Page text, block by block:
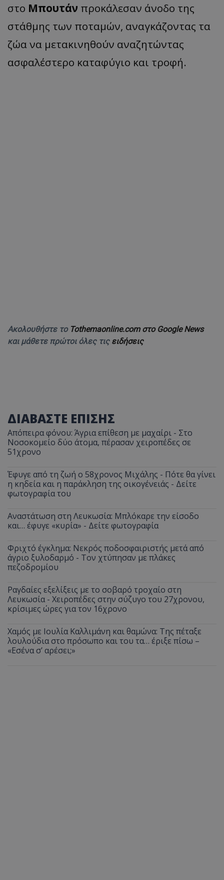
στο Μπουτάν προκάλεσαν άνοδο της
στάθμης των ποταμών, αναγκάζοντας τα
ζώα να μετακινηθούν αναζητώντας
ασφαλέστερο καταφύγιο και τροφή.
Ακολουθήστε το Tothemaonline.com στο Google News
και μάθετε πρώτοι όλες τις ειδήσεις
ΔΙΑΒΑΣΤΕ ΕΠΙΣΗΣ
Απόπειρα φόνου: Άγρια επίθεση με μαχαίρι - Στο
Νοσοκομείο δύο άτομα, πέρασαν χειροπέδες σε
51χρονο
Έφυγε από τη ζωή ο 58χρονος Μιχάλης - Πότε θα γίνει
η κηδεία και η παράκληση της οικογένειάς - Δείτε
φωτογραφία του
Αναστάτωση στη Λευκωσία: Μπλόκαρε την είσοδο
και… έφυγε «κυρία» - Δείτε φωτογραφία
Φριχτό έγκλημα: Νεκρός ποδοσφαιριστής μετά από
άγριο ξυλοδαρμό - Τον χτύπησαν με πλάκες
πεζοδρομίου
Ραγδαίες εξελίξεις με το σοβαρό τροχαίο στη
Λευκωσία - Χειροπέδες στην σύζυγο του 27χρονου,
κρίσιμες ώρες για τον 16χρονο
Χαμός με Ιουλία Καλλιμάνη και θαμώνα: Της πέταξε
λουλούδια στο πρόσωπο και του τα… έριξε πίσω –
«Εσένα σ’ αρέσει;»